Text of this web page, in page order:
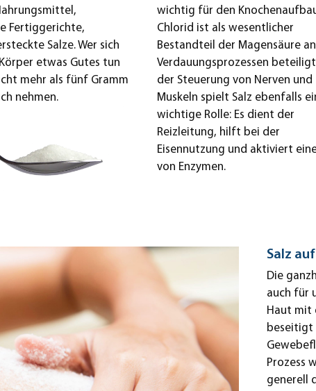
Fertiggerichte,
Salze. Wer sich
etwas Gutes tun
mehr als fünf Gramm
nehmen.
wichtig für den
Chlorid ist als wesentlicher
Bestandteil der Magensäure
Verdauungsprozessen
der Steuerung von Nerven und
Muskeln spielt Salz ebenfalls
wichtige Rolle: Es dient der
Reizleitung, hilft bei der
Eisennutzung und aktiviert
von Enzymen.
Salz
Die
auch für
Haut mit
beseitigt
Prozess
generell